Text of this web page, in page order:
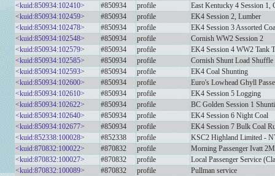
<kuid:850934:102410>
#850934 profile
East Kentucky 4 Session 1,
<kuid:850934:102459>
#850934 profile
EK4 Session 2, Lumber
<kuid:850934:102478>
#850934 profile
EK4 Session 3 Assorted
<kuid:850934:102548>
#850934 profile
Cornish WW2 Session 2
<kuid:850934:102579>
#850934 profile
EK4 Session 4 WW2 Tank
<kuid:850934:102585>
#850934 profile
Cornish Shunt Load Shuffle
<kuid:850934:102593>
#850934 profile
EK4 Coal Shunting
<kuid:850934:102600>
#850934 profile
Euro's Lowhead Ghyll
<kuid:850934:102610>
#850934 profile
EK4 Session 5 Logging
<kuid:850934:102622>
#850934 profile
BC Golden Session 1
<kuid:850934:102640>
#850934 profile
EK4 Session 6 Night Coal
<kuid:850934:102677>
#850934 profile
EK4 Session 7 Bulk Coal
<kuid:852338:100028>
#852338 profile
KSC2 Highland Limited -
<kuid:870832:100022>
#870832 profile
Morning Passenger Ivatt
<kuid:870832:100027>
#870832 profile
Local Passenger Service
<kuid:870832:100089>
#870832 profile
Pullman service